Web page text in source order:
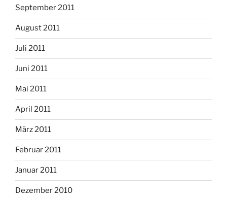
September 2011
August 2011
Juli 2011
Juni 2011
Mai 2011
April 2011
März 2011
Februar 2011
Januar 2011
Dezember 2010